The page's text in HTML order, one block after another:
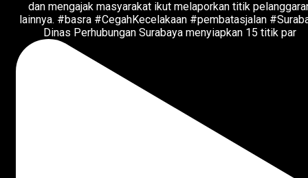
Dinas Perhubungan Surabaya menyiapkan 15 titik par